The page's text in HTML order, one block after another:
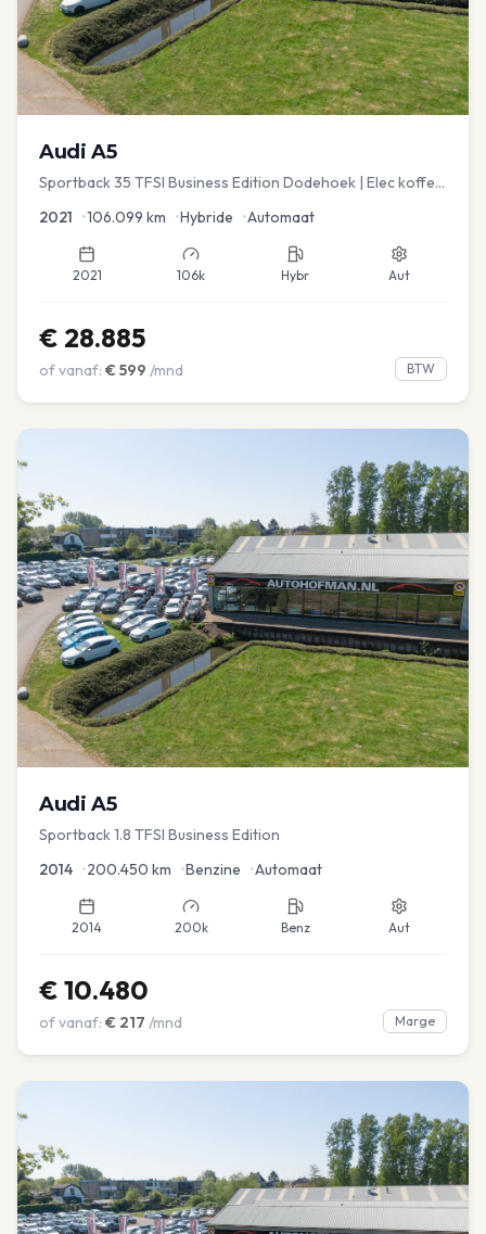
Audi A5
Sportback 35 TFSI Business Edition Dodehoek | Elec koffer
2021 •106.099 km •Hybride •Automaat
2021 106k Hybr Aut
€ 28.885
of vanaf: € 599 /mnd BTW
Audi A5
Sportback 1.8 TFSI Business Edition
2014 •200.450 km •Benzine •Automaat
2014 200k Benz Aut
€ 10.480
of vanaf: € 217 /mnd Marge